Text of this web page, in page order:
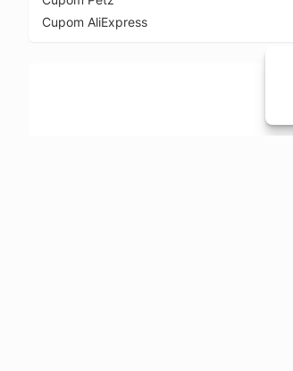
Cupom AliExpress